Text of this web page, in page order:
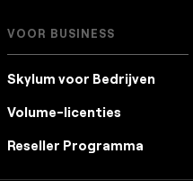
VOOR BUSINESS
Skylum voor Bedrijven
Volume-licenties
Reseller Programma